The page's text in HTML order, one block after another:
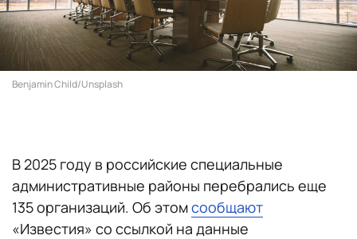
Benjamin Child/Unsplash
В 2025 году в российские специальные
административные районы перебрались еще
135 организаций. Об этомсообщают
«Известия» со ссылкой на данные